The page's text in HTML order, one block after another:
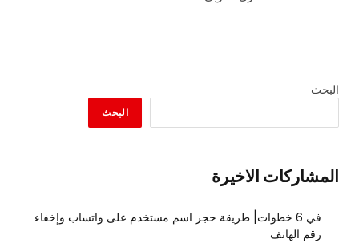
البحث
البحث
المشاركات الاخيرة
في 6 خطوات| طريقة حجز اسم مستخدم على واتساب وإخفاء
رقم الهاتف